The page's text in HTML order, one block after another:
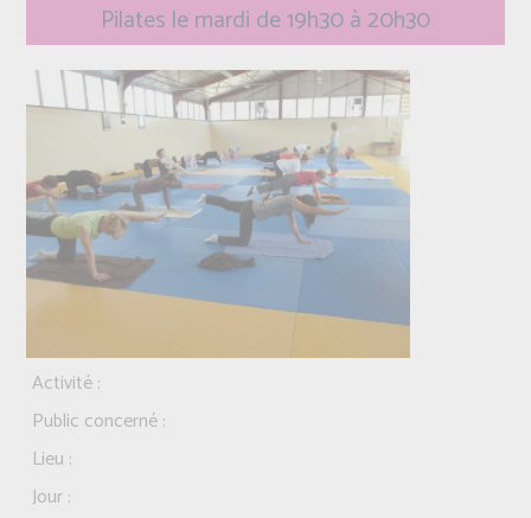
Pilates le mardi de 19h30 à 20h30
Activité :
Public concerné :
Lieu :
Jour :